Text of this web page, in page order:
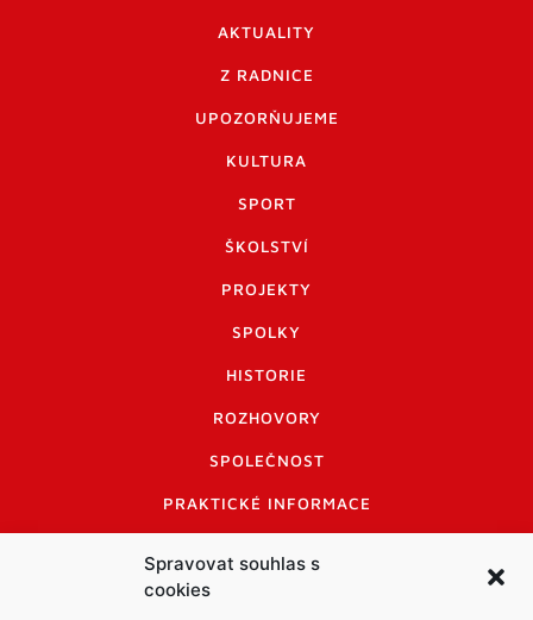
Spravovat souhlas s
cookies
AKTUALITY
Z RADNICE
UPOZORŇUJEME
KULTURA
SPORT
ŠKOLSTVÍ
PROJEKTY
SPOLKY
HISTORIE
ROZHOVORY
SPOLEČNOST
PRAKTICKÉ INFORMACE
INFORMACE A KODEX DISKUTUJÍCÍCH